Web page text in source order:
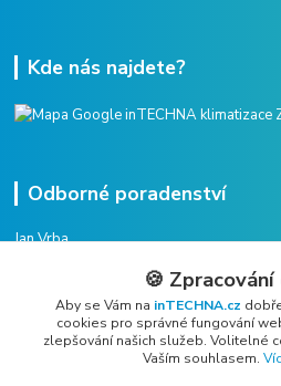
Kde nás najdete?
Odborné poradenství
Jan Vrba
vrba@intechna.cz
🍪
Aby se Vám na inTECHNA.cz
cookies pro správné fungování
zlepšování našich služeb. Volitelné
Vaším souhlasem.